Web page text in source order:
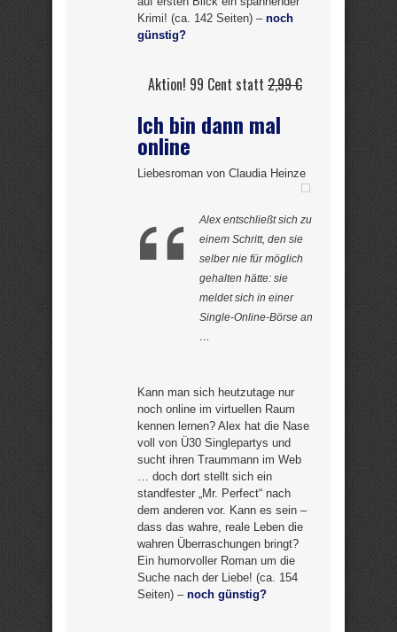
Krimi! (ca. 142 Seiten) – noch
günstig?
Aktion! 99 Cent statt 2,99 €
Ich bin dann mal
online
Liebesroman von Claudia Heinze
Alex entschließt sich zu
einem Schritt, den sie
selber nie für möglich
gehalten hätte: sie
meldet sich in einer
Single-Online-Börse an
…
Kann man sich heutzutage nur
noch online im virtuellen Raum
kennen lernen? Alex hat die Nase
voll von Ü30 Singlepartys und
sucht ihren Traummann im Web
… doch dort stellt sich ein
standfester „Mr. Perfect“ nach
dem anderen vor. Kann es sein –
dass das wahre, reale Leben die
wahren Überraschungen bringt?
Ein humorvoller Roman um die
Suche nach der Liebe! (ca. 154
Seiten) – noch günstig?